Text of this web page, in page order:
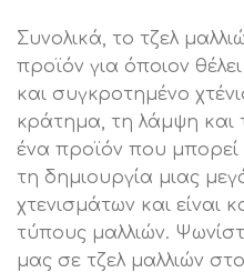
Συνολικά, το τζελ
προϊόν για όποιον
και συγκροτημένο
κράτημα, τη λάμψη και
ένα προϊόν που μπορεί
τη δημιουργία μιας
χτενισμάτων και είναι
τύπους μαλλιών.
μας σε τζελ μαλλιών